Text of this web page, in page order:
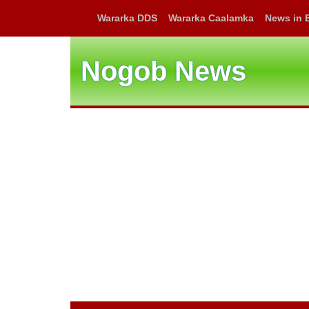
Wararka DDS Wararka Caalamka News in
Nogob News